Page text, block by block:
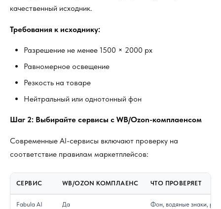
качественный исходник.
Требования к исходнику:
Разрешение не менее 1500 × 2000 px
Равномерное освещение
Резкость на товаре
Нейтральный или однотонный фон
Шаг 2: Выбирайте сервисы с WB/Ozon-комплаенсом
Современные AI-сервисы включают проверку на
соответствие правилам маркетплейсов:
СЕРВИС WB/OZON КОМПЛАЕНС ЧТО ПРОВЕРЯЕТ
Fabula AI Да Фон, водяные знаки,